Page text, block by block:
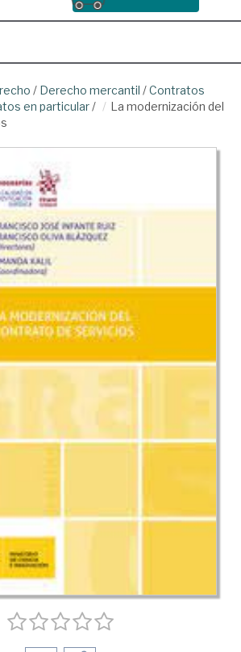
/ Derecho mercantil /Contratos
en particular/
La modernización del